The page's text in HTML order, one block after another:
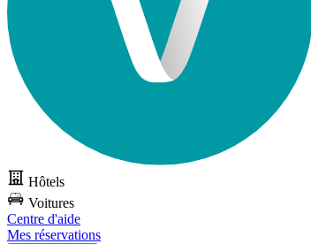
Hôtels
Voitures
Centre d'aide
Mes réservations